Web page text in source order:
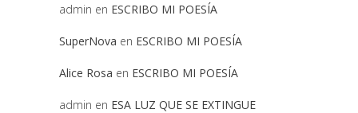
admin en ESCRIBO MI POESÍA
SuperNova en ESCRIBO MI POESÍA
Alice Rosa en ESCRIBO MI POESÍA
admin en ESA LUZ QUE SE EXTINGUE